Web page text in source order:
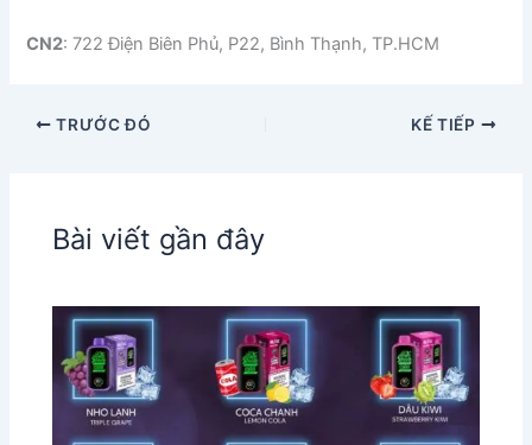
CN2: 722 Điện Biên Phủ, P22, Bình Thạnh, TP.HCM
TRƯỚC ĐÓ KẾ TIẾP
Bài viết gần đây